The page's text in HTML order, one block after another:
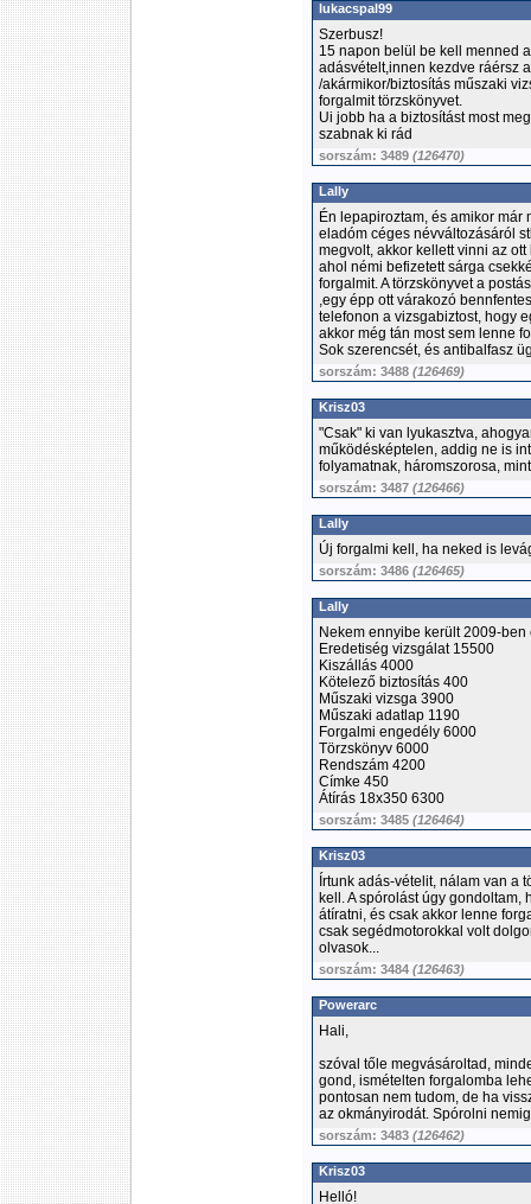
lukacspal99
Szerbusz!
15 napon belül be kell menned
adásvételt,innen kezdve ráérsz
/akármikor/biztosítás műszaki
forgalmit törzskönyvet.
Ui jobb ha a biztosítást most
szabnak ki rád
sorszám: 3489 (126470)
Lally
Én lepapiroztam, és amikor
eladóm céges névváltozásáról
megvolt, akkor kellett vinni az
ahol némi befizetett sárga
forgalmit. A törzskönyvet a
,egy épp ott várakozó
telefonon a vizsgabiztost, hogy
akkor még tán most sem lenne
Sok szerencsét, és antibalfasz
sorszám: 3488 (126469)
Krisz03
"Csak" ki van lyukasztva,
működésképtelen, addig ne is
folyamatnak, háromszorosa,
sorszám: 3487 (126466)
Lally
Új forgalmi kell, ha neked is
sorszám: 3486 (126465)
Lally
Nekem ennyibe került 2009-
Eredetiség vizsgálat 15500
Kiszállás 4000
Kötelező biztosítás 400
Műszaki vizsga 3900
Műszaki adatlap 1190
Forgalmi engedély 6000
Törzskönyv 6000
Rendszám 4200
Címke 450
Átírás 18x350 6300
sorszám: 3485 (126464)
Krisz03
Írtunk adás-vételit, nálam van a
kell. A spórolást úgy
átíratni, és csak akkor lenne
csak segédmotorokkal volt
olvasok...
sorszám: 3484 (126463)
Powerarc
Hali,
szóval tőle megvásároltad,
gond, ismételten forgalomba
pontosan nem tudom, de ha
az okmányirodát. Spórolni
sorszám: 3483 (126462)
Krisz03
Helló!